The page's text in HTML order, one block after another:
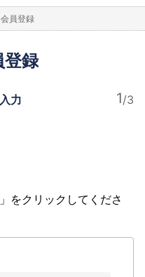
員登録
登録
力
をクリックしてくださ